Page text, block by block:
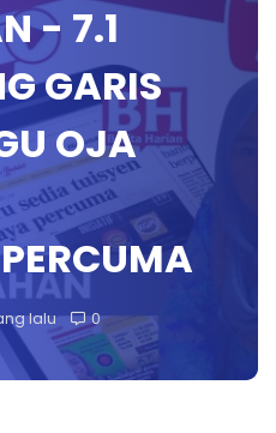
- 7.1
GARIS
OJA
lalu 0